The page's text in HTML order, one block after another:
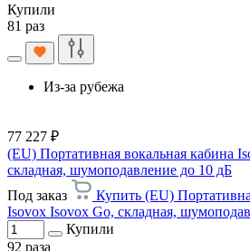
Купили
81 раз
Из-за рубежа
77 227 ₽
(EU) Портативная вокальная кабина
складная, шумоподавление до 10 дБ
Под заказ
Купить (EU)
Isovox Isovox Go, складная,
Купили
92 раза